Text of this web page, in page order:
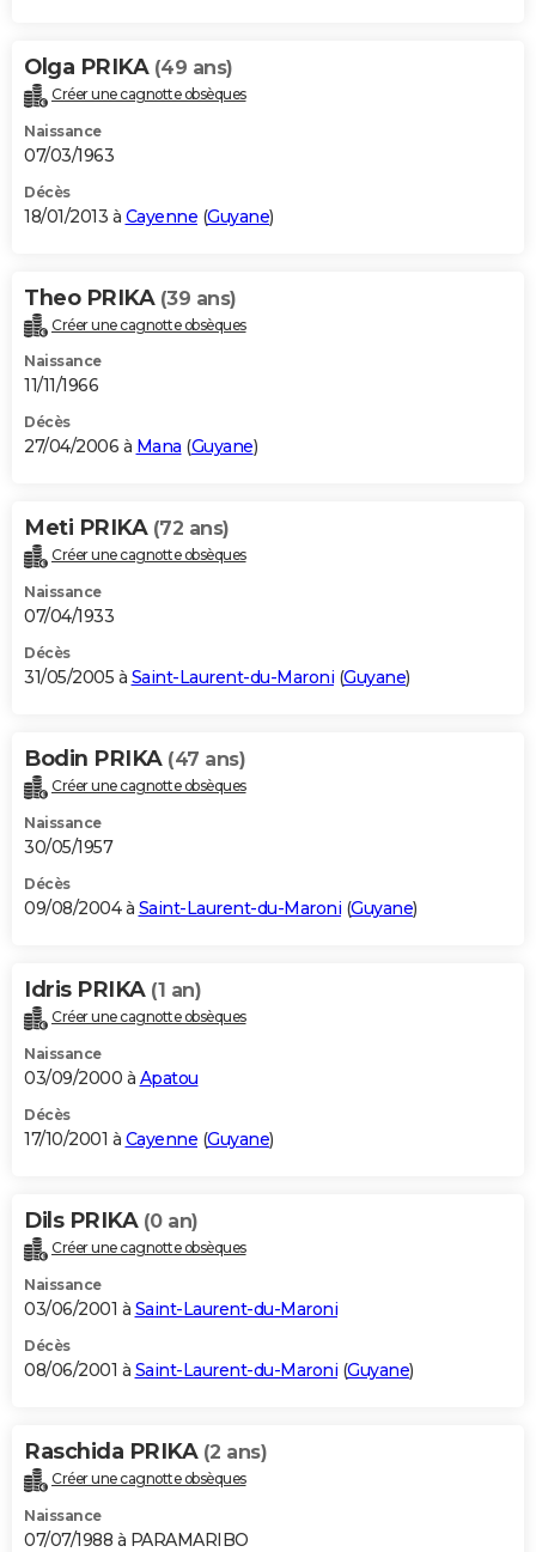
Olga PRIKA (49 ans)
Créer une cagnotte obsèques
Naissance
07/03/1963
Décès
18/01/2013 à Cayenne (Guyane)
Theo PRIKA (39 ans)
Créer une cagnotte obsèques
Naissance
11/11/1966
Décès
27/04/2006 à Mana (Guyane)
Meti PRIKA (72 ans)
Créer une cagnotte obsèques
Naissance
07/04/1933
Décès
31/05/2005 à Saint-Laurent-du-Maroni (Guyane)
Bodin PRIKA (47 ans)
Créer une cagnotte obsèques
Naissance
30/05/1957
Décès
09/08/2004 à Saint-Laurent-du-Maroni (Guyane)
Idris PRIKA (1 an)
Créer une cagnotte obsèques
Naissance
03/09/2000 à Apatou
Décès
17/10/2001 à Cayenne (Guyane)
Dils PRIKA (0 an)
Créer une cagnotte obsèques
Naissance
03/06/2001 à Saint-Laurent-du-Maroni
Décès
08/06/2001 à Saint-Laurent-du-Maroni (Guyane)
Raschida PRIKA (2 ans)
Créer une cagnotte obsèques
Naissance
07/07/1988 à PARAMARIBO